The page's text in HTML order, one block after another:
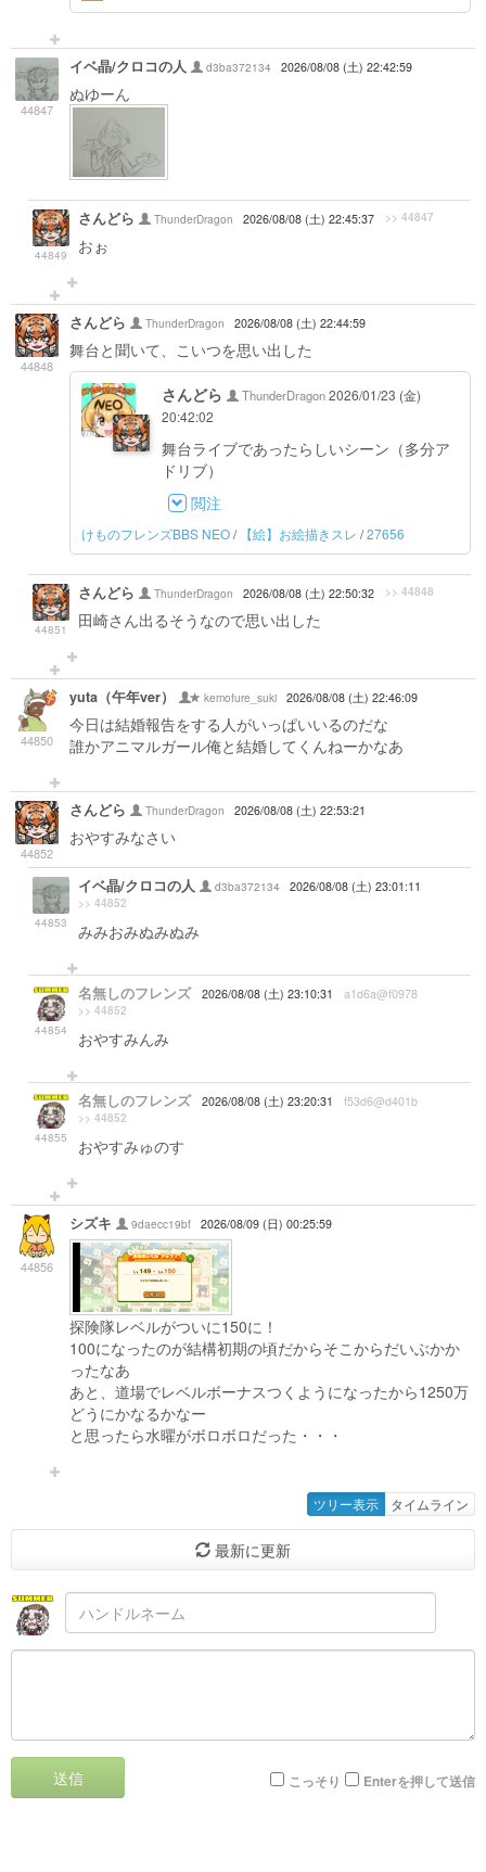
44847
イベ晶/クロコの人 d3ba372134 2026/08/08 (土) 22:42:59
ぬゆーん
44849
さんどら ThunderDragon 2026/08/08 (土) 22:45:37 >> 44847
おぉ
44848
さんどら ThunderDragon 2026/08/08 (土) 22:44:59
舞台と聞いて、こいつを思い出した
さんどら ThunderDragon2026/01/23 (金)
20:42:02
舞台ライブであったらしいシーン（多分ア
ドリブ）
閲注
けものフレンズBBS NEO/ 【絵】お絵描きスレ /27656
44851
さんどら ThunderDragon 2026/08/08 (土) 22:50:32 >> 44848
田崎さん出るそうなので思い出した
44850
yuta（午年ver） kemofure_suki 2026/08/08 (土) 22:46:09
今日は結婚報告をする人がいっぱいいるのだな
誰かアニマルガール俺と結婚してくんねーかなあ
44852
さんどら ThunderDragon 2026/08/08 (土) 22:53:21
おやすみなさい
44853
イベ晶/クロコの人 d3ba372134 2026/08/08 (土) 23:01:11
>> 44852
みみおみぬみぬみ
44854
名無しのフレンズ 2026/08/08 (土) 23:10:31 a1d6a@f0978
>> 44852
おやすみんみ
44855
名無しのフレンズ 2026/08/08 (土) 23:20:31 f53d6@d401b
>> 44852
おやすみゅのす
44856
シズキ 9daecc19bf 2026/08/09 (日) 00:25:59
探険隊レベルがついに150に！
100になったのが結構初期の頃だからそこからだいぶかか
ったなあ
あと、道場でレベルボーナスつくようになったから1250万
どうにかなるかなー
と思ったら水曜がボロボロだった・・・
ツリー表示 タイムライン
最新に更新
送信 こっそり Enterを押して送信